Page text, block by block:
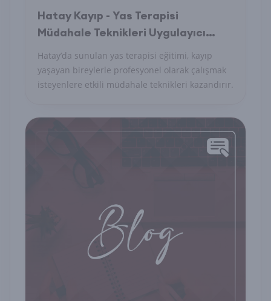
Hatay Kayıp - Yas Terapisi
Müdahale Teknikleri Uygulayıcı
Eğitimi Nedir?
Hatay’da sunulan yas terapisi eğitimi, kayıp
yaşayan bireylerle profesyonel olarak çalışmak
isteyenlere etkili müdahale teknikleri kazandırır.